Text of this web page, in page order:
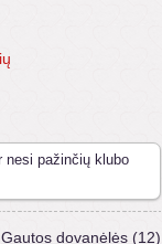
nesi pažinčių klubo
Gautos dovanėlės (12)